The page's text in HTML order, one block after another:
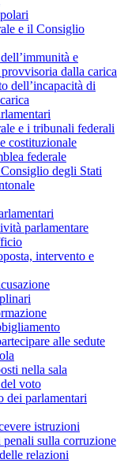
e il Consiglio
e
provvisoria dalla carica
dell’incapacità di
e i tribunali federali
costituzionale
federale
degli Stati
parlamentare
intervento e
alle sedute
nella sala
voto
dei parlamentari
istruzioni
sulla corruzione
relazioni